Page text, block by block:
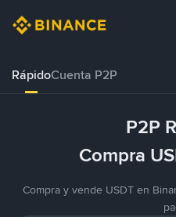
RápidoCuenta P2P
P2P
Compra
Compra y vende USDT en